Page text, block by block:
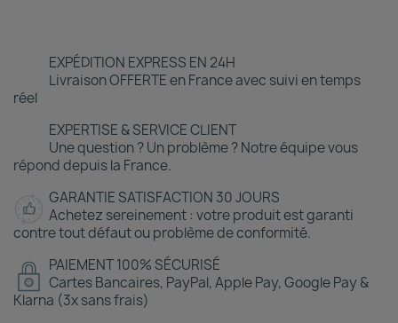
EXPÉDITION EXPRESS EN 24H
Livraison OFFERTE en France avec suivi en temps
réel
EXPERTISE & SERVICE CLIENT
Une question ? Un problème ? Notre équipe vous
répond depuis la France.
GARANTIE SATISFACTION 30 JOURS
Achetez sereinement : votre produit est garanti
contre tout défaut ou problème de conformité.
PAIEMENT 100% SÉCURISÉ
Cartes Bancaires, PayPal, Apple Pay, Google Pay &
Klarna (3x sans frais)